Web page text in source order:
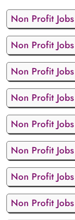
Non Profit
Non Profit
Non Profit
Non Profit
Non Profit
Non Profit
Non Profit
Non Profit